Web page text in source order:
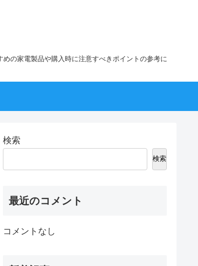
の家電製品や購入時に注意すべきポイントの参考に
検索
検索
最近のコメント
コメントなし